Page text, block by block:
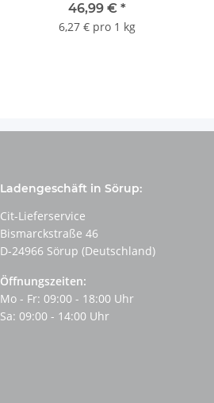
46,99 € *
6,27 € pro 1 kg
Ladengeschäft in Sörup:
Cit-Lieferservice
Bismarckstraße 46
D-24966 Sörup (Deutschland)
Öffnungszeiten:
Mo - Fr: 09:00 - 18:00 Uhr
Sa: 09:00 - 14:00 Uhr